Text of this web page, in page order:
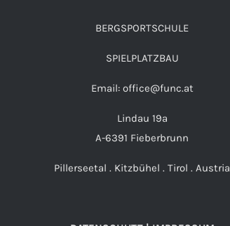
BERGSPORTSCHULE
SPIELPLATZBAU
Email: office@func.at
Lindau 19a
A-6391 Fieberbrunn
Pillerseetal . Kitzbühel . Tirol . Austria